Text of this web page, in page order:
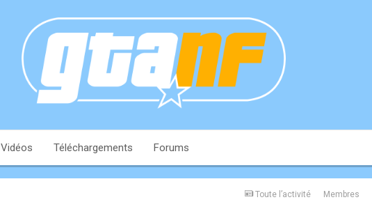
Vidéos Téléchargements Forums
Toute l’activité Membres